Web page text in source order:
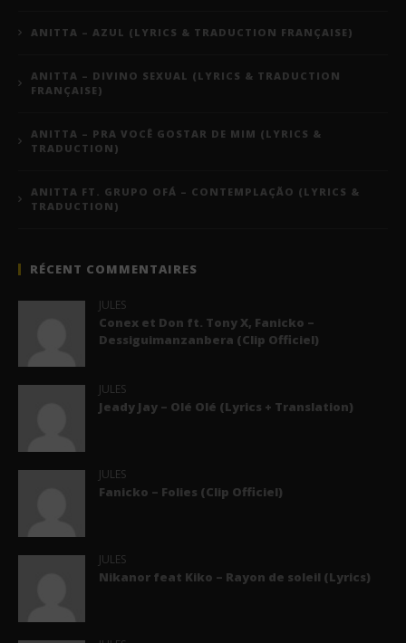
ANITTA – AZUL (LYRICS & TRADUCTION FRANÇAISE)
ANITTA – DIVINO SEXUAL (LYRICS & TRADUCTION
FRANÇAISE)
ANITTA – PRA VOCÊ GOSTAR DE MIM (LYRICS &
TRADUCTION)
ANITTA FT. GRUPO OFÁ – CONTEMPLAÇÃO (LYRICS &
TRADUCTION)
RÉCENT COMMENTAIRES
JULES
Conex et Don ft. Tony X, Fanicko –
Dessiguimanzanbera (Clip Officiel)
JULES
Jeady Jay – Olé Olé (Lyrics + Translation)
JULES
Fanicko – Folies (Clip Officiel)
JULES
Nikanor feat Kiko – Rayon de soleil (Lyrics)